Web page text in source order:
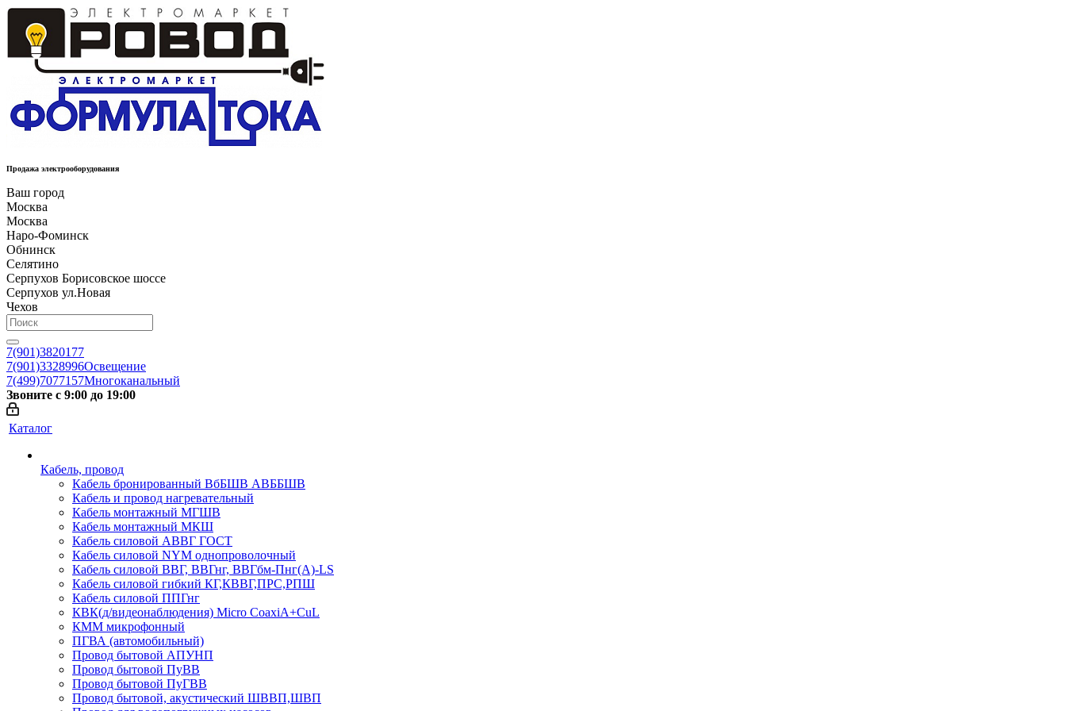
Продажа электрооборудования
Ваш город
Москва
Москва
Наро-Фоминск
Обнинск
Селятино
Серпухов Борисовское шоссе
Серпухов ул.Новая
Чехов
7(901)3820177
7(901)3328996Освещение
7(499)7077157Многоканальный
Звоните с 9:00 до 19:00
Каталог
Кабель, провод
Кабель бронированный ВбБШВ АВББШВ
Кабель и провод нагревательный
Кабель монтажный МГШВ
Кабель монтажный МКШ
Кабель силовой АВВГ ГОСТ
Кабель силовой NYM однопроволочный
Кабель силовой ВВГ, ВВГнг, ВВГбм-Пнг(А)-LS
Кабель силовой гибкий КГ,КВВГ,ПРС,РПШ
Кабель силовой ППГнг
КВК(д/видеонаблюдения) Micro CoaxiA+CuL
КММ микрофонный
ПГВА (автомобильный)
Провод бытовой АПУНП
Провод бытовой ПуВВ
Провод бытовой ПуГВВ
Провод бытовой, акустический ШВВП,ШВП